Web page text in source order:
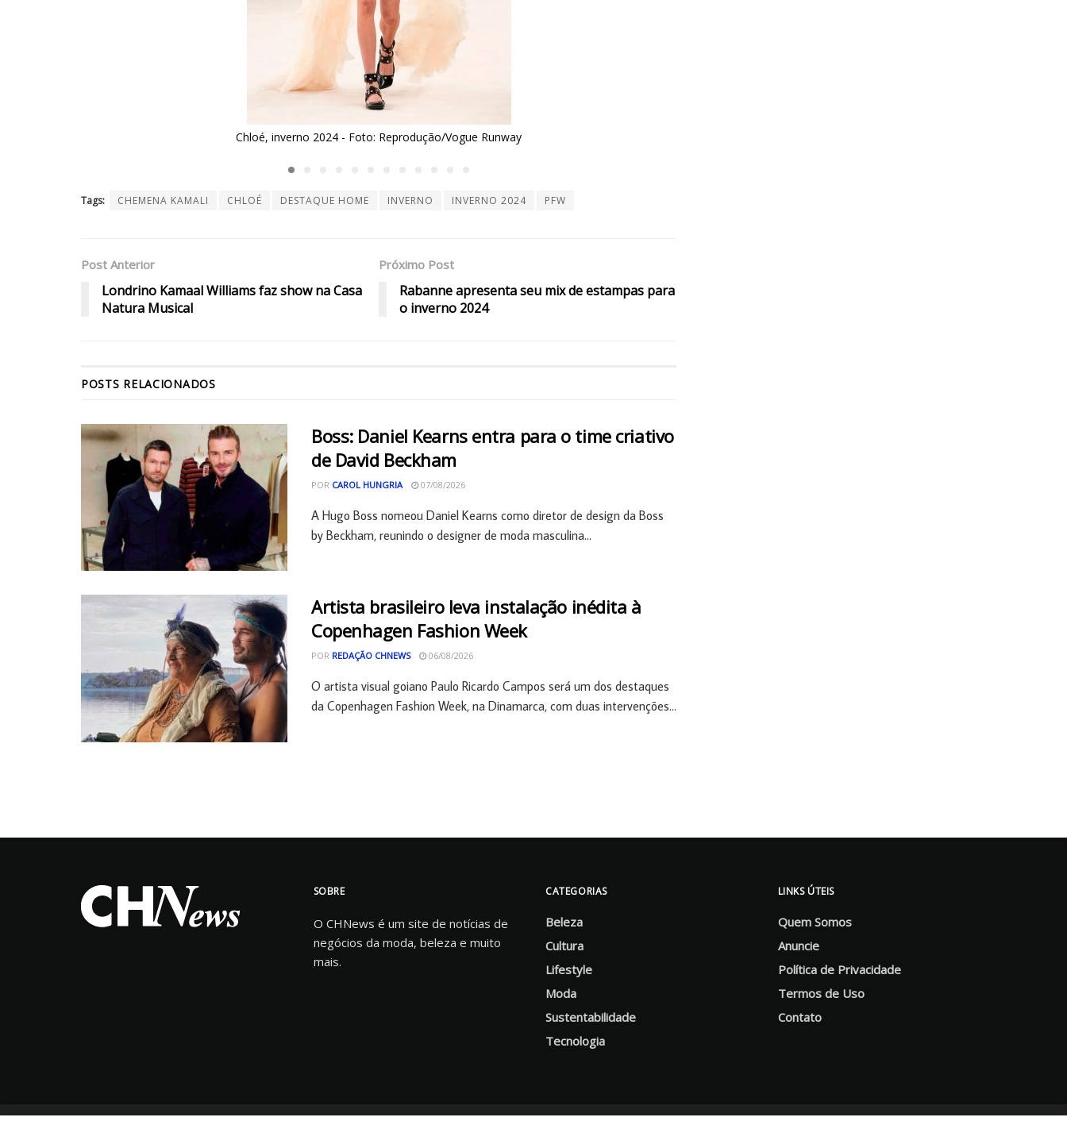
Chloé, inverno 2024 - Foto: Reprodução/Vogue Runway
Tags: CHEMENA KAMALI CHLOÉ DESTAQUE HOME INVERNO INVERNO 2024 PFW
Post Anterior
Londrino Kamaal Williams faz show na Casa
Natura Musical
Próximo Post
Rabanne apresenta seu mix de estampas para
o inverno 2024
POSTS RELACIONADOS
Boss: Daniel Kearns entra para o time criativo
de David Beckham
POR CAROL HUNGRIA 07/08/2026
A Hugo Boss nomeou Daniel Kearns como diretor de design da Boss
by Beckham, reunindo o designer de moda masculina...
Artista brasileiro leva instalação inédita à
Copenhagen Fashion Week
POR REDAÇÃO CHNEWS 06/08/2026
O artista visual goiano Paulo Ricardo Campos será um dos destaques
da Copenhagen Fashion Week, na Dinamarca, com duas intervenções...
SOBRE
O CHNews é um site de notícias de
negócios da moda, beleza e muito
mais.
CATEGORIAS
Beleza
Cultura
Lifestyle
Moda
Sustentabilidade
Tecnologia
LINKS ÚTEIS
Quem Somos
Anuncie
Política de Privacidade
Termos de Uso
Contato